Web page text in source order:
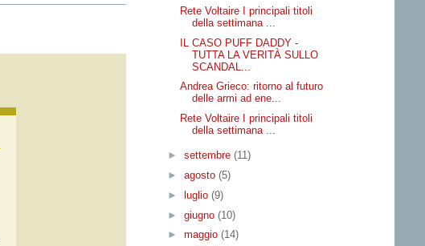
Rete Voltaire I principali titoli
della settimana ...
IL CASO PUFF DADDY -
TUTTA LA VERITÀ SULLO
SCANDAL...
Andrea Grieco: ritorno al futuro
delle armi ad ene...
Rete Voltaire I principali titoli
della settimana ...
► settembre (11)
► agosto (5)
►
luglio (9)
► giugno (10)
► maggio (14)